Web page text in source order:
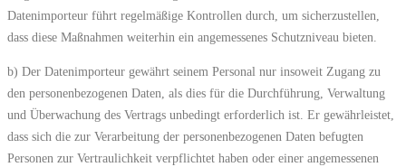
Datenimporteur führt regelmäßige Kontrollen durch, um sicherzustellen,
dass diese Maßnahmen weiterhin ein angemessenes Schutzniveau bieten.
b) Der Datenimporteur gewährt seinem Personal nur insoweit Zugang zu
den personenbezogenen Daten, als dies für die Durchführung, Verwaltung
und Überwachung des Vertrags unbedingt erforderlich ist. Er gewährleistet,
dass sich die zur Verarbeitung der personenbezogenen Daten befugten
Personen zur Vertraulichkeit verpflichtet haben oder einer angemessenen